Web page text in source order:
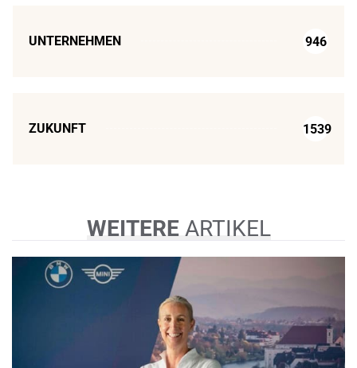
UNTERNEHMEN 946
ZUKUNFT 1539
WEITEREARTIKEL